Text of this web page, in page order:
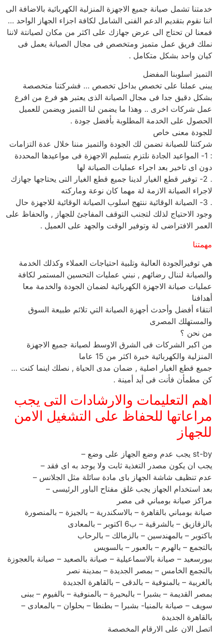
خدمتنا تشمل صيانة جميع الاجهزة المنزلية الكهربائية بالاضافة الى
اننا نقوم بتقديم الدعم الفنى الشامل لكافة اجزاء الجهاز الواحد …
فمعنا لن تحتاج الى عرض جهازك على اكثر من مكان لصيانتة لاننا
نملك فريق عمل متميز ومتخصص فى مجال الصيانة يعمل فى
كيان واحد بشكل متكامل .
التميز اسلوبنا المفضل
يبنى عملنا على تخصص بداخل تخصص … فشركتنا متخصصة
بشكل دقيق جدا فى مجال الصيانة الذى يعتبر هو فرع من افرع
عمل شركات اخرى .. وهذا ما يضمن لنا التميز ويضمن للعميل
الحصول على الخدمة المطلوبة بأفضل جودة .
للجودة معنى خاص
شركتنا للصيانة تضمن لك الجودة والتميز مننا خلال عدة التزامات
: 1- المواعيد الجادة نلتزم بتسليم الاجهزة فى مواعيدها المحددة
دون اى تاخير بعد اجراء عمليات الصيانة لها
. 2- توفير قطع الغيار لدينا جميع قطع الغيار التى يحتاجها جهازك
لاجراء الصيانة الازمة لة مهما كان نوعة وماركته
. 3- الصيانة الوقائية ننتهج اسلوب الصيانة الوقائية للاجهزة حال
وجود الاحتياج لذلك لتجنب التوقف المفاجئ للجهاز , والحفاظ على
العمر الافتراضى لة وتوفير الوقت والجهد على العميل .
مهمتنا
هي توفيرالجودة العالية وتلبية احتياجات العملاء وكذلك الخدمة
والصيانة لننال رضائهم , نبني عمليات التحسين المستمر لكافة
عمليات صيانة الاجهزة الكهربائية لضمان الجودة والخدمة معا
أهدافنا
انتقاء أفضل وأحدث أجهزة الصيانة التي تلائم طبيعة السوق
والمستهلك المصرى
من نحن ؟
من اكبر الشركات فى الشرق الاوسط لصيانة جميع الاجهزة
المنزلية والكهربائية خبرة اكثر من 15 عاما
جميع قطع الغيار اصلية , ضمان مدى الحياة , نصلك اينما كنت …
كن مطمأن فأنت فى أيد أمينة .
اهم التعليمات والارشادات التى يجب
مراعاتها للحفاظ على التشغيل الامن
للجهاز
st-by يجب عدم وضع الجهاز على وضع –
يجب ان يكون مصدر التغذية ثابت ولا يوجد به اى فقد –
عدم تنظيف شاشة الجهاز باى مادة سائلة مثل الجلانس –
بعد استخدام الجهاز يجب غلق مفتاح الباور الرئيسى –
مراكز صيانة بومباني فى مصر
صيانة بومباني بالقاهرة – بالاسكندرية – بالجيزة – بالمنصورة
بالزقازيق – بالشرقية – ب6 اكتوبر – بالمعادى
باكتوبر – بالمهندسين – بالزمالك – بالرحاب
بالتجمع – بالهرم – بالعبور – بالسويس
ببورسعيد – صيانة بالاسماعيلية – صيانة بالصعيد – صيانة بالعجوزة
بالتجمع الخامس – بمصر الجديدة – بمدينة نصر
بالغربية – بالمنوفية – بالدقى – بالقاهرة الجديدة
بمصر القديمة – بشبرا – بالبحيرة – بالمنوفية – بالفيوم – ببنى
سويف – صيانة بالمنيا- بشبرا – بطنطا – بحلوان – بالمعادى –
بالقاهرة الجديدة
اتصل الان على الارقام المخصصة